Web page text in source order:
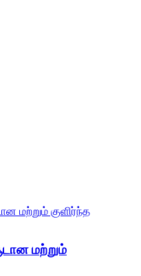
மற்றும்